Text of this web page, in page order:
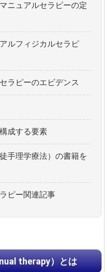
ニュアルセラピーの定
ルフィジカルセラピ
ラピーのエビデンス
成する要素
手理学療法）の書籍を
ピー関連記事
therapy）とは